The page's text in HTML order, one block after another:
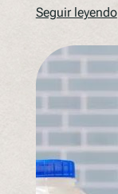
Seguir leyendo